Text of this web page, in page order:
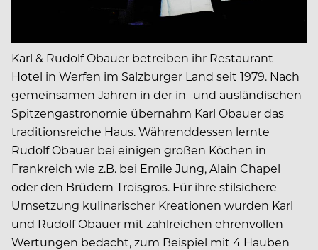
Karl & Rudolf Obauer betreiben ihr Restaurant-
Hotel in Werfen im Salzburger Land seit 1979. Nach
gemeinsamen Jahren in der in- und ausländischen
Spitzengastronomie übernahm Karl Obauer das
traditionsreiche Haus. Währenddessen lernte
Rudolf Obauer bei einigen großen Köchen in
Frankreich wie z.B. bei Emile Jung, Alain Chapel
oder den Brüdern Troisgros. Für ihre stilsichere
Umsetzung kulinarischer Kreationen wurden Karl
und Rudolf Obauer mit zahlreichen ehrenvollen
Wertungen bedacht, zum Beispiel mit 4 Hauben